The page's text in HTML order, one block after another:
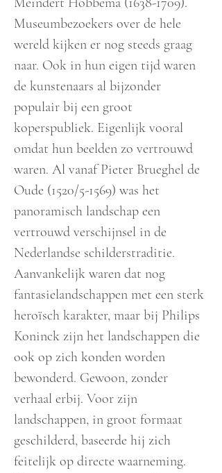
Museumbezoekers over de hele
wereld kijken er nog steeds graag
naar. Ook in hun eigen tijd waren
de kunstenaars al bijzonder
populair bij een groot
koperspubliek. Eigenlijk vooral
omdat hun beelden zo vertrouwd
waren. Al vanaf Pieter Brueghel de
Oude (1520/5-1569) was het
panoramisch landschap een
vertrouwd verschijnsel in de
Nederlandse schilderstraditie.
Aanvankelijk waren dat nog
fantasielandschappen met een sterk
heroïsch karakter, maar bij Philips
Koninck zijn het landschappen die
ook op zich konden worden
bewonderd. Gewoon, zonder
verhaal erbij. Voor zijn
landschappen, in groot formaat
geschilderd, baseerde hij zich
feitelijk op directe waarneming.